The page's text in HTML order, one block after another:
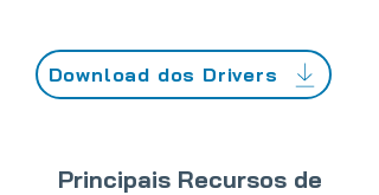
Download dos Drivers
Principais Recursos de